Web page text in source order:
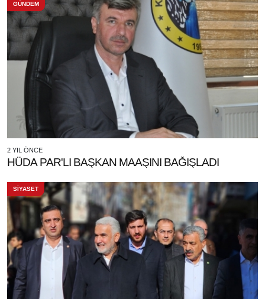
GÜNDEM
2 YIL ÖNCE
HÜDA PAR'LI BAŞKAN MAAŞINI BAĞIŞLADI
SİYASET